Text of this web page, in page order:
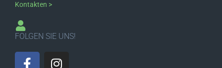
Kontakten >
FOLGEN SIE UNS!
F
I